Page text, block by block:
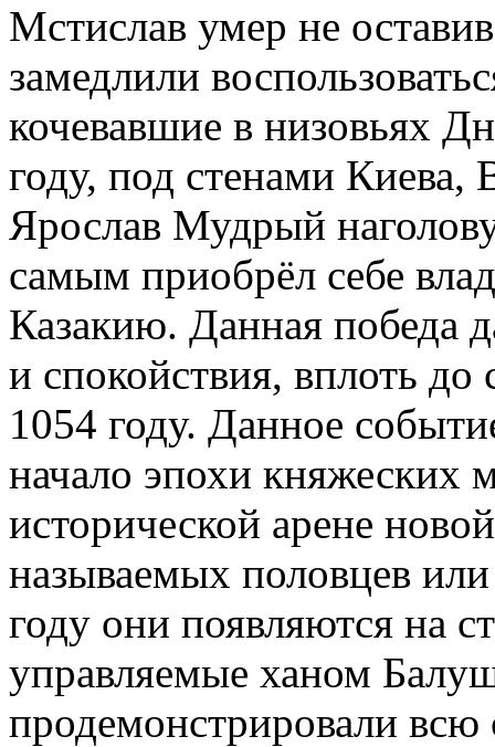
Мстислав умер не
замедлили
кочевавшие в низовьях
году, под стенами Киева,
Ярослав Мудрый
самым приобрёл себе
Казакию. Данная победа
и спокойствия, вплоть
1054 году. Данное
начало эпохи княжеских
исторической арене
называемых половцев
году они появляются на
управляемые ханом
продемонстрировали